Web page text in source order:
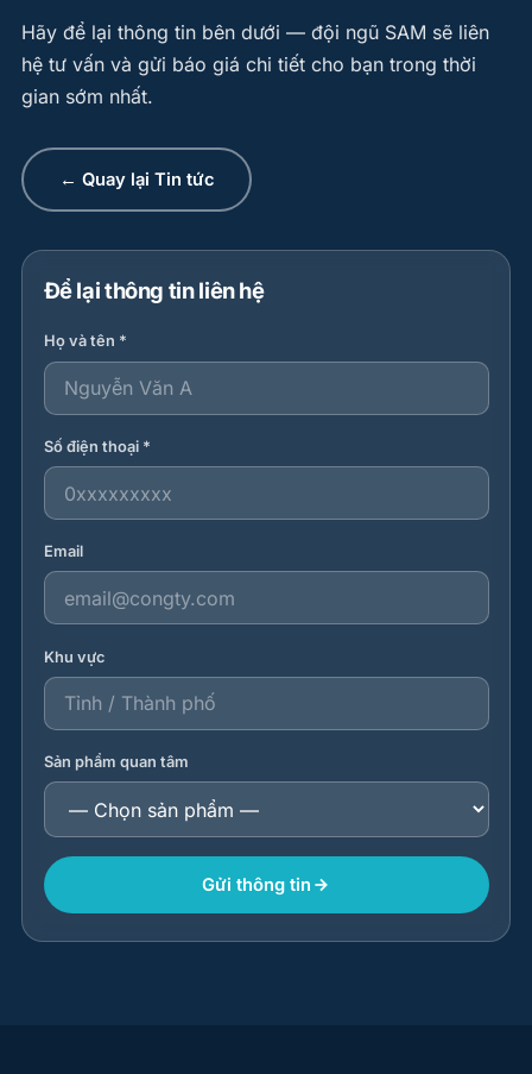
Hãy để lại thông tin bên dưới — đội ngũ SAM sẽ liên
hệ tư vấn và gửi báo giá chi tiết cho bạn trong thời
gian sớm nhất.
← Quay lại Tin tức
Để lại thông tin liên hệ
Họ và tên *
Số điện thoại *
Email
Khu vực
Sản phẩm quan tâm
Gửi thông tin